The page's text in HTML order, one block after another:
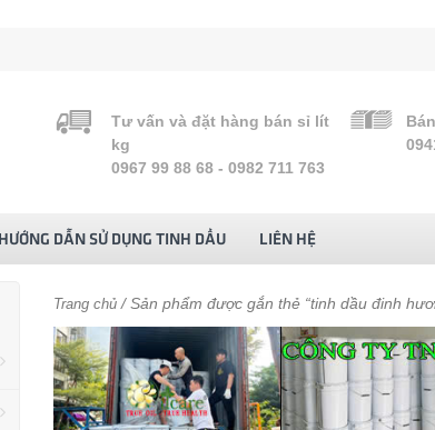
Tư vấn và đặt hàng bán sỉ lít
kg
0967 99 88 68 - 0982 711 763
HƯỚNG DẪN SỬ DỤNG TINH DẦU LIÊN HỆ
Trang chủ / Sản phẩm được gắn thẻ “tinh dầu đinh